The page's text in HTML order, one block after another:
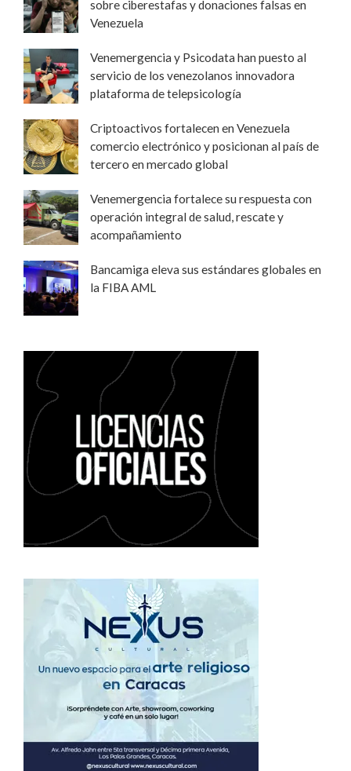
sobre ciberestafas y donaciones falsas en
Venezuela
Venemergencia y Psicodata han puesto al
servicio de los venezolanos innovadora
plataforma de telepsicología
Criptoactivos fortalecen en Venezuela
comercio electrónico y posicionan al país de
tercero en mercado global
Venemergencia fortalece su respuesta con
operación integral de salud, rescate y
acompañamiento
Bancamiga eleva sus estándares globales en
la FIBA AML